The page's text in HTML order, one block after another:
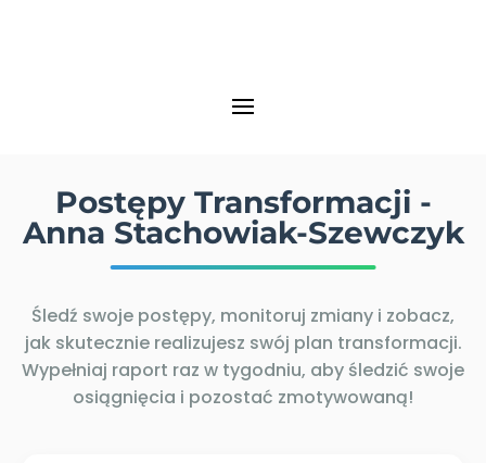
Postępy Transformacji -
Anna Stachowiak-Szewczyk
Śledź swoje postępy, monitoruj zmiany i zobacz,
jak skutecznie realizujesz swój plan transformacji.
Wypełniaj raport raz w tygodniu, aby śledzić swoje
osiągnięcia i pozostać zmotywowaną!